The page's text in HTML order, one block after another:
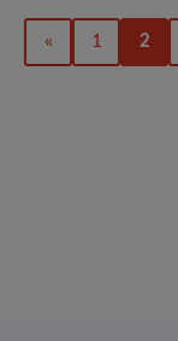
« 1 2